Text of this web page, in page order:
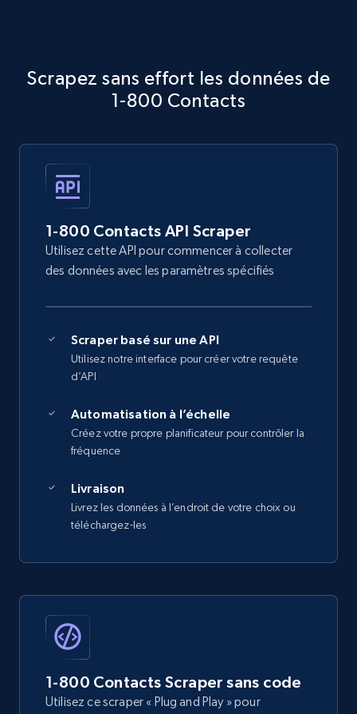
Scrapez sans effort les données de
1-800 Contacts
1-800 Contacts API Scraper
Utilisez cette API pour commencer à collecter
des données avec les paramètres spécifiés
Scraper basé sur une API
Utilisez notre interface pour créer votre requête
d’API
Automatisation à l’échelle
Créez votre propre planificateur pour contrôler la
fréquence
Livraison
Livrez les données à l’endroit de votre choix ou
téléchargez-les
1-800 Contacts Scraper sans code
Utilisez ce scraper « Plug and Play » pour